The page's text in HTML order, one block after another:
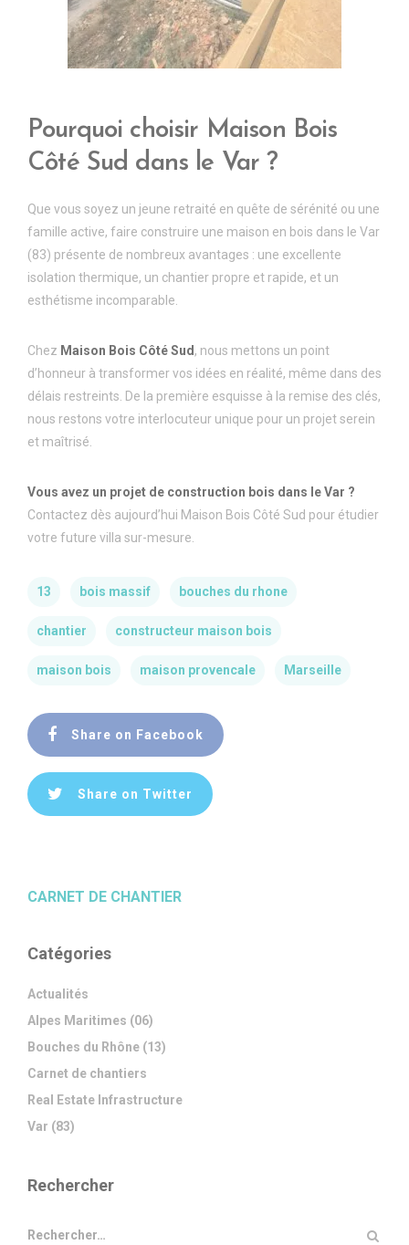
Pourquoi choisir Maison Bois
CôtéSud dans le Var ?
Que vous soyez un jeune retraité en quête de sérénité ou une
famille active, faire construire une maison en bois dans le Var
(83) présente de nombreux avantages : une excellente
isolation thermique, un chantier propre et rapide, et un
esthétisme incomparable.
Chez Maison Bois CôtéSud, nous mettons un point
d’honneur à transformer vos idées en réalité, même dans des
délais restreints. De la première esquisse à la remise des clés,
nous restons votre interlocuteur unique pour un projet serein
et maîtrisé.
Vous avez un projet de construction bois dans le Var ?
Contactez dès aujourd’hui Maison Bois Côté Sud pour étudier
votre future villa sur-mesure.
13 bois massif bouches du rhone
chantier constructeur maison bois
maison bois maison provencale Marseille
Share on Facebook
Share on Twitter
CARNET DE CHANTIER
Catégories
Actualités
Alpes Maritimes (06)
Bouches du Rhône (13)
Carnet de chantiers
Real Estate Infrastructure
Var (83)
Rechercher